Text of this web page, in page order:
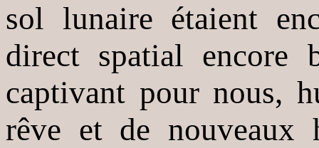
sol lunaire étaient
direct spatial encore
captivant pour nous,
rêve et de nouveaux